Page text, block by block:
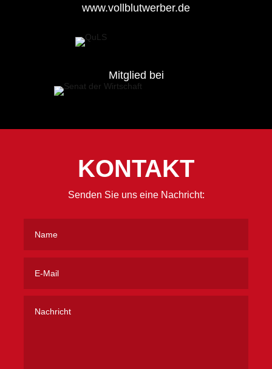
www.vollblutwerber.de
Mitglied bei
KONTAKT
Senden Sie uns eine Nachricht: